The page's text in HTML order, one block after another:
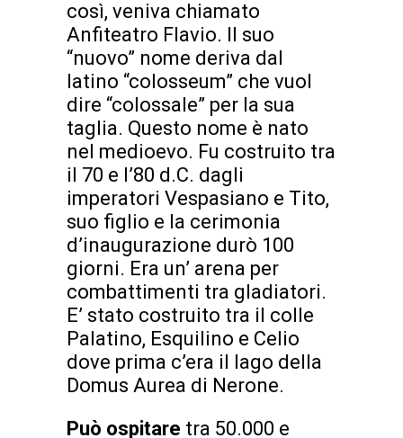
così, veniva chiamato
Anfiteatro Flavio. Il suo
“nuovo” nome deriva dal
latino “colosseum” che vuol
dire “colossale” per la sua
taglia. Questo nome è nato
nel medioevo. Fu costruito tra
il 70 e l’80 d.C. dagli
imperatori Vespasiano e Tito,
suo figlio e la cerimonia
d’inaugurazione durò 100
giorni. Era un’ arena per
combattimenti tra gladiatori.
E’ stato costruito tra il colle
Palatino, Esquilino e Celio
dove prima c’era il lago della
Domus Aurea di Nerone.
Può ospitare tra 50.000 e